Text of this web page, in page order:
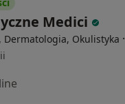
Medici
Dermatologia, Okulistyka ·